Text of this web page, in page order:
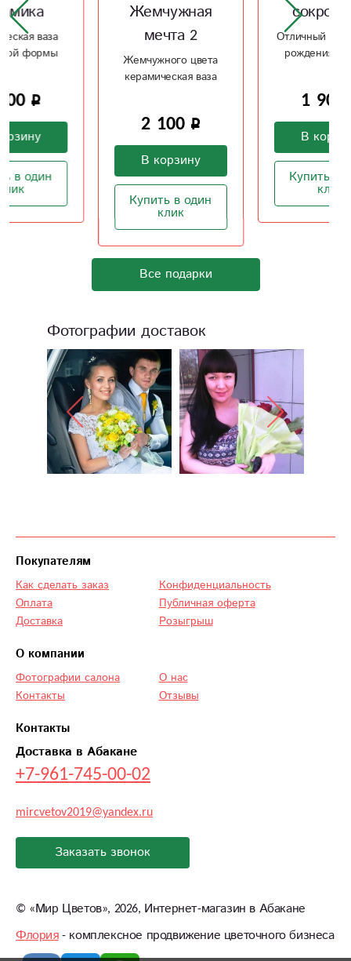
Жемчужная
мечта 2
Жемчужного цвета
керамическая ваза
2 100
В корзину
Купить в один
сокровища
Отличный подарок на
рождения ребенка
Купить в один
Все подарки
Фотографии доставок
Контакты
Доставка в Абакане
+7-961-745-00-02
mircvetov2019@yandex.ru
Заказать звонок
Покупателям
Как сделать заказ
Оплата
Доставка
Конфиденциальность
Публичная оферта
Розыгрыш
О компании
Фотографии салона
Контакты
О нас
Отзывы
© «Мир Цветов», 2026, Интернет-магазин в Абакане
Флория- комплексное продвижение цветочного бизнеса